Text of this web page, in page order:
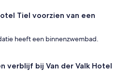
Tiel voorzien van een
heeft een binnenzwembad.
verblijf bij Van der Valk Hotel